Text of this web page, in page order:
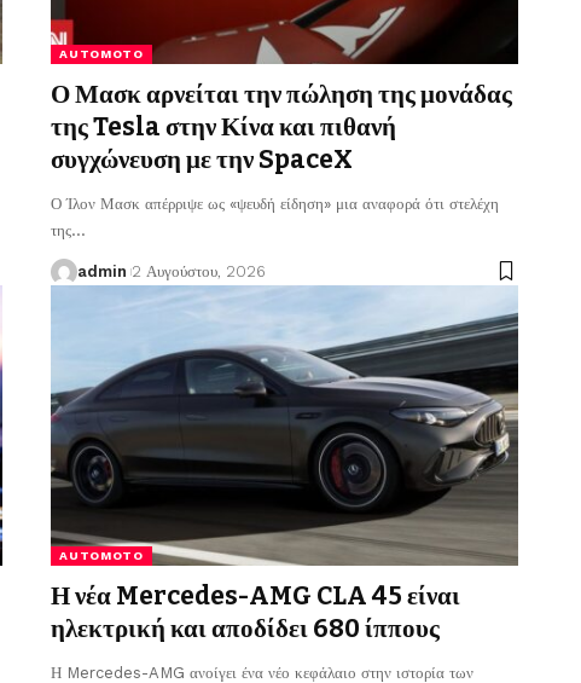
AUTOMOTO
Ο Μασκ αρνείται την πώληση της μονάδας
της Tesla στην Κίνα και πιθανή
συγχώνευση με την SpaceX
Ο Ίλον Μασκ απέρριψε ως «ψευδή είδηση» μια αναφορά ότι στελέχη
της…
admin 2 Αυγούστου, 2026
AUTOMOTO
Η νέα Mercedes-AMG CLA 45 είναι
ηλεκτρική και αποδίδει 680 ίππους
Η Mercedes-AMG ανοίγει ένα νέο κεφάλαιο στην ιστορία των